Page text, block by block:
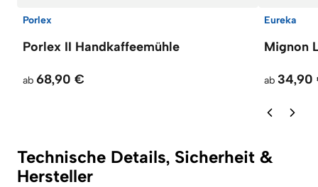
Porlex
Porlex II Handkaffeemühle
ab 68,90 €
Eureka
Mignon
ab 34,90
Technische Details, Sicherheit &
Hersteller